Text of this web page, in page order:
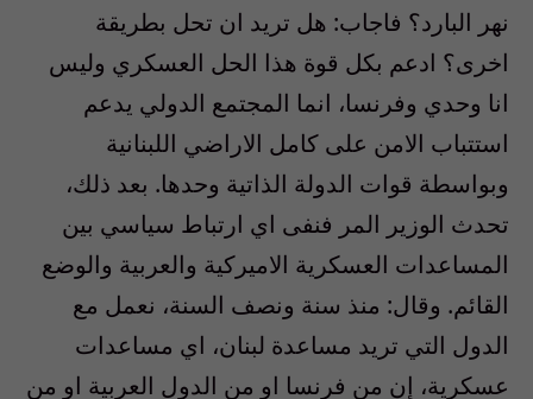
نهر البارد؟ فاجاب: هل تريد ان تحل بطريقة
اخرى؟ ادعم بكل قوة هذا الحل العسكري وليس
انا وحدي وفرنسا، انما المجتمع الدولي يدعم
استتباب الامن على كامل الاراضي اللبنانية
وبواسطة قوات الدولة الذاتية وحدها. بعد ذلك،
تحدث الوزير المر فنفى اي ارتباط سياسي بين
المساعدات العسكرية الاميركية والعربية والوضع
القائم. وقال: منذ سنة ونصف السنة، نعمل مع
الدول التي تريد مساعدة لبنان، اي مساعدات
عسكرية، إن من فرنسا او من الدول العربية او من